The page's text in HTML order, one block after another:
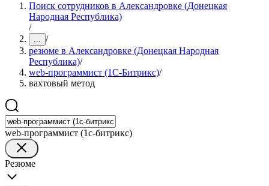
Поиск сотрудников в Александровке (Донецкая
Народная Республика)
/
... /
резюме в Александровке (Донецкая Народная
Республика)/
web-программист (1С-Битрикс)/
вахтовый метод
web-программист (1с-битрикс)
Резюме